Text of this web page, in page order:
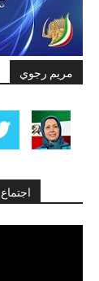
مريم رجوي
اجتماع إيران حرة